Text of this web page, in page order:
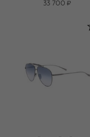
33 700 ₽